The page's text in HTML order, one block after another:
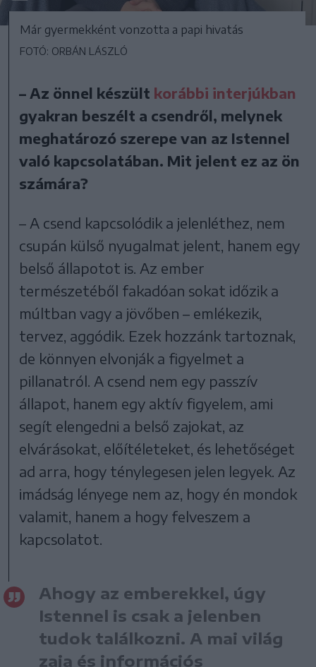
Már gyermekként vonzotta a papi hivatás
FOTÓ: ORBÁN LÁSZLÓ
– Az önnel készült korábbi interjúkban
gyakran beszélt a csendről, melynek
meghatározó szerepe van az Istennel
való kapcsolatában. Mit jelent ez az ön
számára?
– A csend kapcsolódik a jelenléthez, nem
csupán külső nyugalmat jelent, hanem egy
belső állapotot is. Az ember
természetéből fakadóan sokat időzik a
múltban vagy a jövőben – emlékezik,
tervez, aggódik. Ezek hozzánk tartoznak,
de könnyen elvonják a figyelmet a
pillanatról. A csend nem egy passzív
állapot, hanem egy aktív figyelem, ami
segít elengedni a belső zajokat, az
elvárásokat, előítéleteket, és lehetőséget
ad arra, hogy ténylegesen jelen legyek. Az
imádság lényege nem az, hogy én mondok
valamit, hanem a hogy felveszem a
kapcsolatot.
Ahogy az emberekkel, úgy
Istennel is csak a jelenben
tudok találkozni. A mai világ
zaja és információs